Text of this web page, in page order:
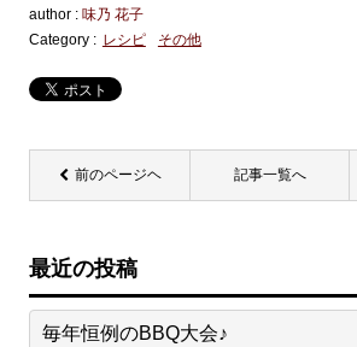
author : 味乃 花子
Category : レシピ その他
前のページヘ 記事一覧へ
最近の投稿
毎年恒例のBBQ大会♪